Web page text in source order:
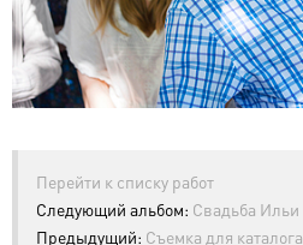
Перейти к списку работ
Следующий альбом: Свадьба
Предыдущий: Съемка для